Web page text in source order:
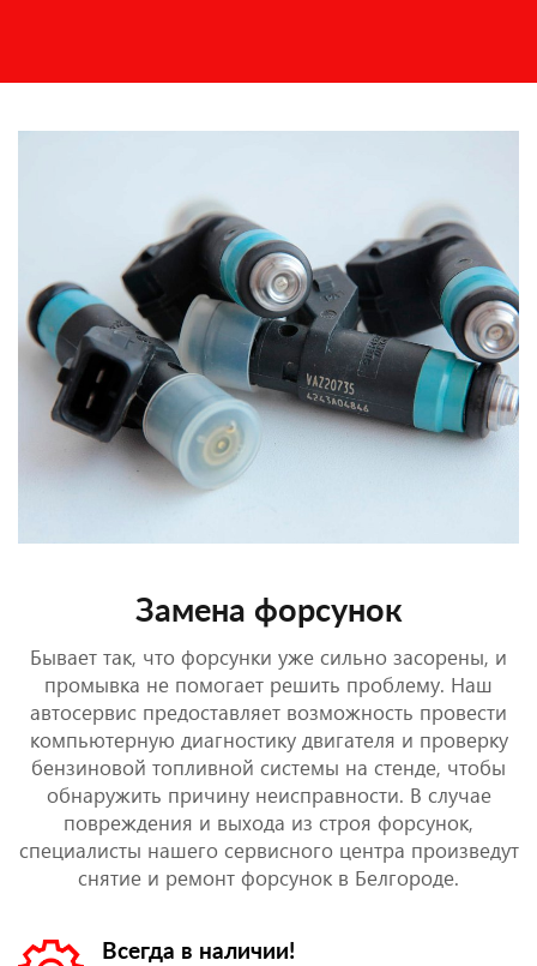
Замена форсунок
Бывает так, что форсунки уже сильно засорены, и
промывка не помогает решить проблему. Наш
автосервис предоставляет возможность провести
компьютерную диагностику двигателя и проверку
бензиновой топливной системы на стенде, чтобы
обнаружить причину неисправности. В случае
повреждения и выхода из строя форсунок,
специалисты нашего сервисного центра произведут
снятие и ремонт форсунок в Белгороде.
Всегда в наличии!